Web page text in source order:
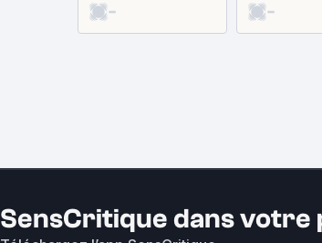
- -
SensCritique dans votre